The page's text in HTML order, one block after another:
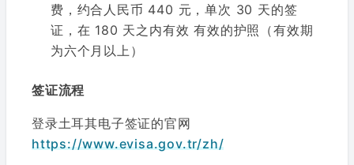
费，约合人民币 440 元，单次 30 天的签
证，在 180 天之内有效 有效的护照（有效期
为六个月以上）
签证流程
登录土耳其电子签证的官网
https://www.evisa.gov.tr/zh/